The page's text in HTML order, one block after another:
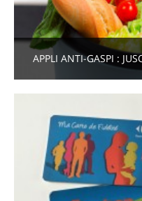
APPLI ANTI-GASPI :